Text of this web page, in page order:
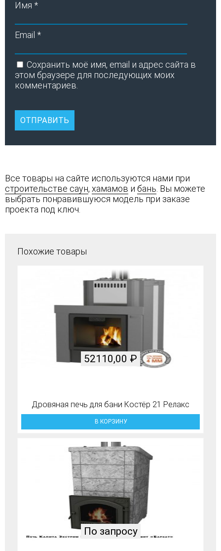
Имя *
Email *
Сохранить моё имя, email и адрес сайта в
этом браузере для последующих моих
комментариев.
Все товары на сайте используются нами при
строительстве саун, хамамов и бань . Вы можете
выбрать понравившуюся модель при заказе
проекта под ключ.
Похожие товары
Дровяная печь для бани Костёр 21 Релакс
52110,00 ₽
В КОРЗИНУ
По запросу